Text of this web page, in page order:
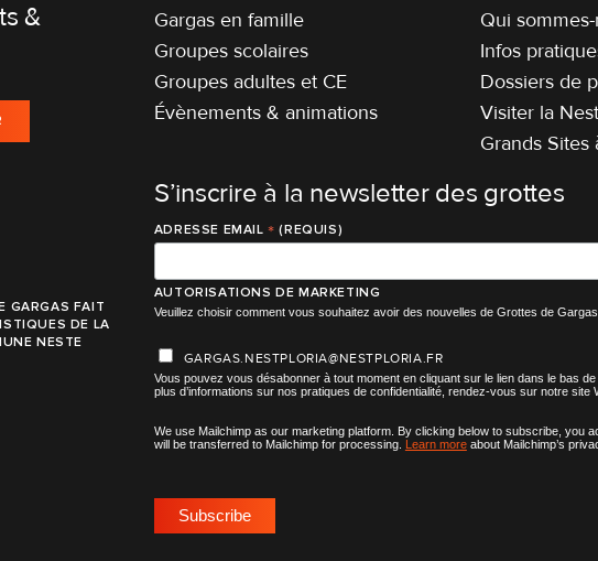
&
Gargas en famille
Groupes scolaires
Groupes adultes et CE
Évènements & animations
Qui
Infos
Dossiers de
Visiter la
Grands Sites
GARGAS FAIT
DE LA
NESTE
S’inscrire à la newsletter des grottes
ADRESSE EMAIL* (REQUIS)
AUTORISATIONS DE MARKETING
Veuillez choisir comment vous souhaitez avoir des nouvelles de Grottes de
GARGAS.NESTPLORIA@NESTPLORIA.FR
Vous pouvez vous désabonner à tout moment en cliquant sur le lien dans le bas
plus d’informations sur nos pratiques de confidentialité, rendez-vous sur notre site
We use Mailchimp as our marketing platform. By clicking below to subscribe, you
will be transferred to Mailchimp for processing.
Learn moreabout Mailchimp’s